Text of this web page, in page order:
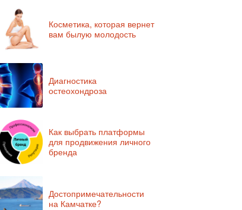
Косметика, которая вернет
вам былую молодость
Диагностика
остеохондроза
Как выбрать платформы
для продвижения личного
бренда
Достопримечательности
на Камчатке?